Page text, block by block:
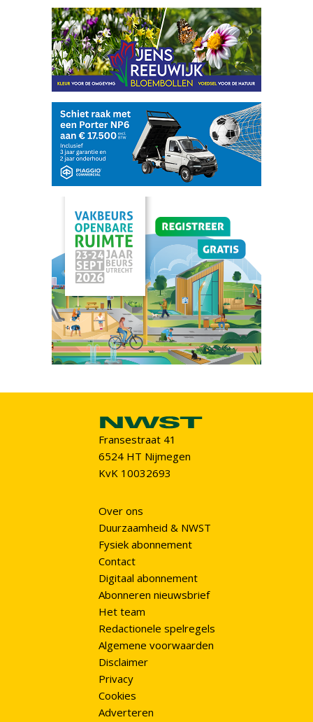
Fransestraat 41
6524 HT Nijmegen
KvK 10032693
Over ons
Duurzaamheid & NWST
Fysiek abonnement
Contact
Digitaal abonnement
Abonneren nieuwsbrief
Het team
Redactionele spelregels
Algemene voorwaarden
Disclaimer
Privacy
Cookies
Adverteren